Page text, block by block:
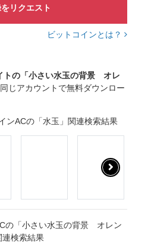
リクエスト
ビットコインとは？
トの「小さい水玉の背景 オレ
同じアカウントで無料ダウンロー
ンACの「水玉」関連検索結果
の「小さい水玉の背景 オレン
連検索結果